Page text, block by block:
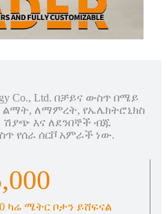
Co., Ltd. በቻይና ውስጥ በሜይ
ልማት, ለማምረት, የኤሌክትሮኒክስ
ሽያጭ እና ለደንበኞች ብጁ
የሰራ ሰርቮ አምራች ነው.
ካሬ ሜትር ቦታን ይሸፍናል